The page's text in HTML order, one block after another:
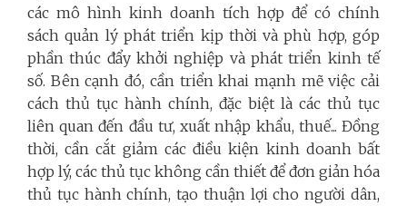
các mô hình kinh doanh tích hợp để có chính
sách quản lý phát triển kịp thời và phù hợp, góp
phần thúc đẩy khởi nghiệp và phát triển kinh tế
số. Bên cạnh đó, cần triển khai mạnh mẽ việc cải
cách thủ tục hành chính, đặc biệt là các thủ tục
liên quan đến đầu tư, xuất nhập khẩu, thuế... Đồng
thời, cần cắt giảm các điều kiện kinh doanh bất
hợp lý, các thủ tục không cần thiết để đơn giản hóa
thủ tục hành chính, tạo thuận lợi cho người dân,